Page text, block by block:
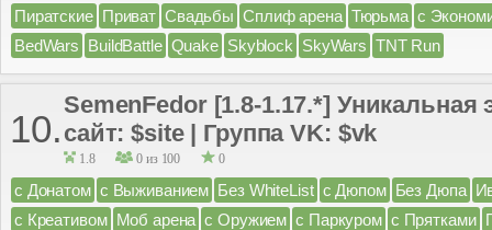
Пиратские Приват Свадьбы Сплиф арена Тюрьма с
BedWars BuildBattle Quake Skyblock SkyWars TNT Run
10.
SemenFedor [1.8-1.17.*]
сайт: $site | Группа VK: $vk
1.8 0 из 100 0
с Донатом с Выживанием Без WhiteList с Дюпом Без Дюпа
с Креативом Моб арена с Оружием с Паркуром с Прятками